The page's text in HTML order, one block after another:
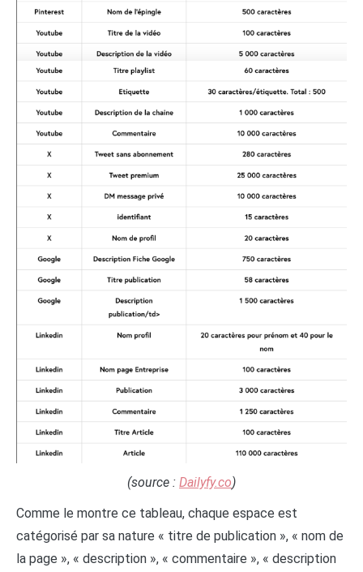
(source : Dailyfy.co)
Comme le montre ce tableau, chaque espace est
catégorisé par sa nature « titre de publication », « nom de
la page », « description », « commentaire », « description